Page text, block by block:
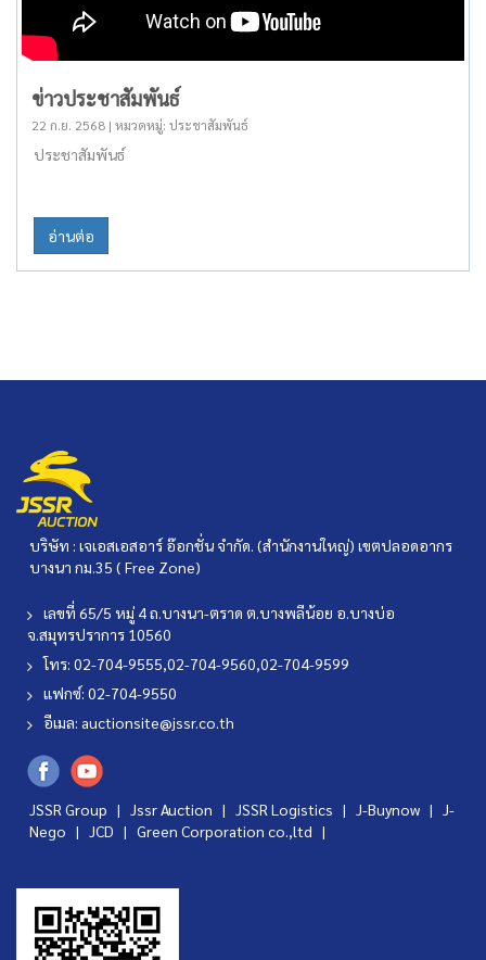
ข่าวประชาสัมพันธ์
22 ก.ย. 2568 | หมวดหมู่: ประชาสัมพันธ์
ประชาสัมพันธ์
อ่านต่อ
บริษัท : เจเอสเอสอาร์ อ๊อกชั่น จำกัด. (สำนักงานใหญ่) เขตปลอดอากร
บางนา กม.35 ( Free Zone)
เลขที่ 65/5 หมู่ 4 ถ.บางนา-ตราด ต.บางพลีน้อย อ.บางบ่อ
จ.สมุทรปราการ 10560
โทร: 02-704-9555,02-704-9560,02-704-9599
แฟกซ์: 02-704-9550
อีเมล: auctionsite@jssr.co.th
JSSR Group | Jssr Auction | JSSR Logistics | J-Buynow | J-
Nego | JCD | Green Corporation co.,ltd |